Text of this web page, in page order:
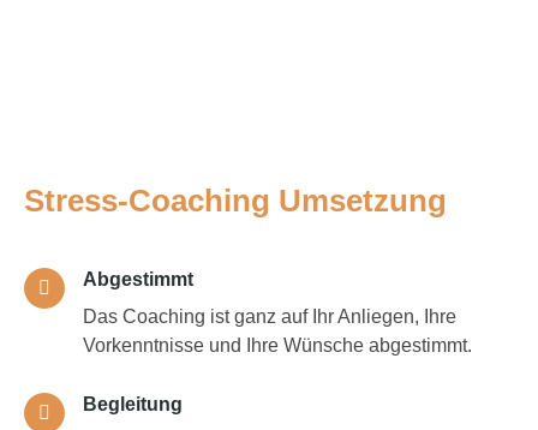
Stress-Coaching Umsetzung
Abgestimmt
Das Coaching ist ganz auf Ihr Anliegen, Ihre
Vorkenntnisse und Ihre Wünsche abgestimmt.
Begleitung